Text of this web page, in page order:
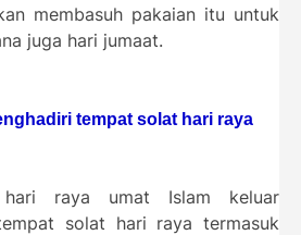
membasuh pakaian itu untuk
juga hari jumaat.
tempat solat hari raya
hari raya umat Islam keluar
solat hari raya termasuk